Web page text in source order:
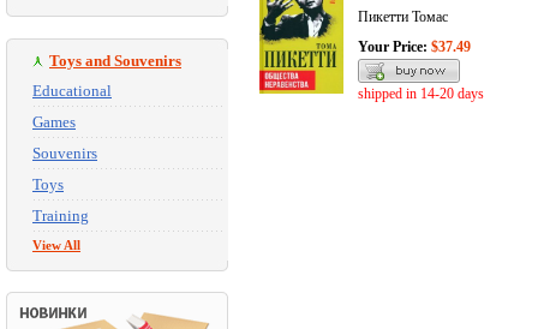
Toys and Souvenirs
Educational
Games
Souvenirs
Toys
Training
View All
Пикетти Томас
Your Price: $37.49
shipped in 14-20 days